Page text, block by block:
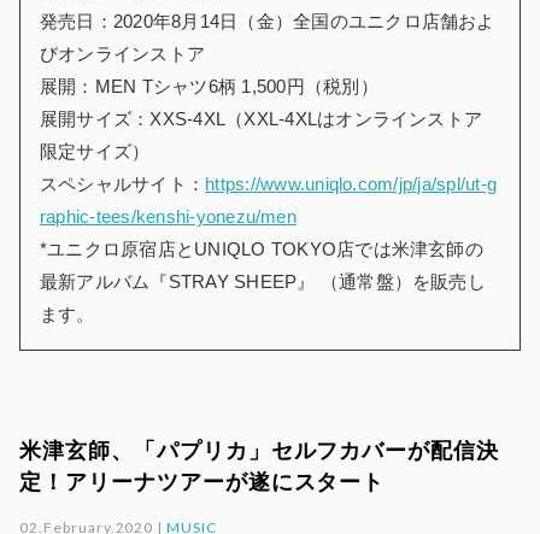
発売日：2020年8月14日（金）全国のユニクロ店舗およ
びオンラインストア
展開：MEN Tシャツ6柄 1,500円（税別）
展開サイズ：XXS-4XL（XXL-4XLはオンラインストア
限定サイズ）
スペシャルサイト： https://www.uniqlo.com/jp/ja/spl/ut-g
raphic-tees/kenshi-yonezu/men
*ユニクロ原宿店とUNIQLO TOKYO店では米津玄師の
最新アルバム『STRAY SHEEP』 （通常盤）を販売し
ます。
米津玄師、「パプリカ」セルフカバーが配信決
定！アリーナツアーが遂にスタート
02.February.2020 |MUSIC